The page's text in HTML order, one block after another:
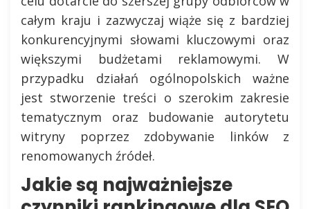
całym kraju i zazwyczaj wiąże się z bardziej
konkurencyjnymi słowami kluczowymi oraz
większymi budżetami reklamowymi. W
przypadku działań ogólnopolskich ważne
jest stworzenie treści o szerokim zakresie
tematycznym oraz budowanie autorytetu
witryny poprzez zdobywanie linków z
renomowanych źródeł.
Jakie są najważniejsze